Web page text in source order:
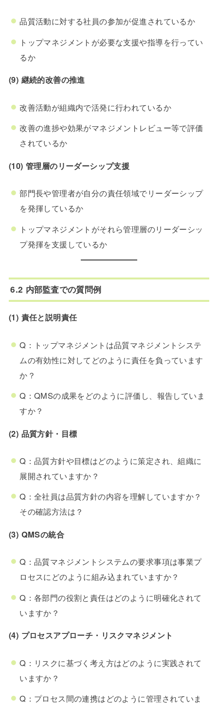
品質活動に対する社員の参加が促進されているか
トップマネジメントが必要な支援や指導を行ってい
るか
(9) 継続的改善の推進
改善活動が組織内で活発に行われているか
改善の進捗や効果がマネジメントレビュー等で評価
されているか
(10) 管理層のリーダーシップ支援
部門長や管理者が自分の責任領域でリーダーシップ
を発揮しているか
トップマネジメントがそれら管理層のリーダーシッ
プ発揮を支援しているか
6.2 内部監査での質問例
(1) 責任と説明責任
Q：トップマネジメントは品質マネジメントシステ
ムの有効性に対してどのように責任を負っています
か？
Q：QMSの成果をどのように評価し、報告していま
すか？
(2) 品質方針・目標
Q：品質方針や目標はどのように策定され、組織に
展開されていますか？
Q：全社員は品質方針の内容を理解していますか？
その確認方法は？
(3) QMSの統合
Q：品質マネジメントシステムの要求事項は事業プ
ロセスにどのように組み込まれていますか？
Q：各部門の役割と責任はどのように明確化されて
いますか？
(4) プロセスアプローチ・リスクマネジメント
Q：リスクに基づく考え方はどのように実践されて
いますか？
Q：プロセス間の連携はどのように管理されていま